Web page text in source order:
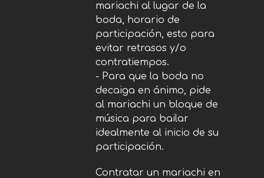
mariachi al lugar de la
boda, horario de
participación, esto para
evitar retrasos y/o
contratiempos.
- Para que la boda no
decaiga en ánimo, pide
al mariachi un bloque de
música para bailar
idealmente al inicio de su
participación.
Contratar un mariachi en